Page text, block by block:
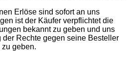
Erlöse sind sofort an uns
ist der Käufer verpflichtet die
bekannt zu geben und uns
Rechte gegen seine Besteller
geben.